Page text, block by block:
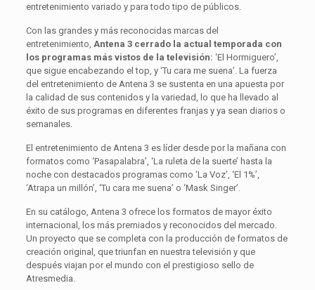
entretenimiento variado y para todo tipo de públicos.
Con las grandes y más reconocidas marcas del
entretenimiento, Antena 3 cerrado la actual temporada con
los programas más vistos de la televisión: ‘El Hormiguero’,
que sigue encabezando el top, y ‘Tu cara me suena’. La fuerza
del entretenimiento de Antena 3 se sustenta en una apuesta por
la calidad de sus contenidos y la variedad, lo que ha llevado al
éxito de sus programas en diferentes franjas y ya sean diarios o
semanales.
El entretenimiento de Antena 3 es líder desde por la mañana con
formatos como ‘Pasapalabra’, ‘La ruleta de la suerte’ hasta la
noche con destacados programas como ‘La Voz’, ‘El 1%’,
‘Atrapa un millón’, ‘Tu cara me suena’ o ‘Mask Singer’.
En su catálogo, Antena 3 ofrece los formatos de mayor éxito
internacional, los más premiados y reconocidos del mercado.
Un proyecto que se completa con la producción de formatos de
creación original, que triunfan en nuestra televisión y que
después viajan por el mundo con el prestigioso sello de
Atresmedia.